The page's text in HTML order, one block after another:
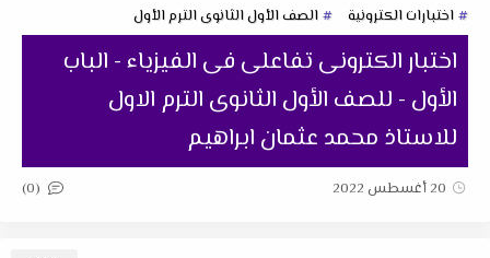
اختبارات الكترونية الصف الأول الثانوى الترم الأول
اختبار الكترونى تفاعلى فى الفيزياء - الباب
الأول - للصف الأول الثانوى الترم الاول
للاستاذ محمد عثمان ابراهيم
20 أغسطس 2022 (0)